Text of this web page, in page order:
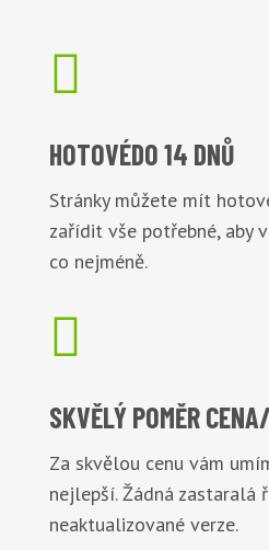

HOTOVÉDO 14 DNŮ
Stránky můžete mít
zařídit vše potřebné, aby
co nejméně.

SKVĚLÝ POMĚR
Za skvělou cenu vám
nejlepší. Žádná zastaralá
neaktualizované verze.